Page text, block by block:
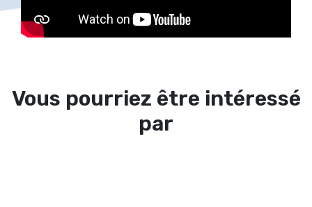
Vous pourriez être intéressé
par